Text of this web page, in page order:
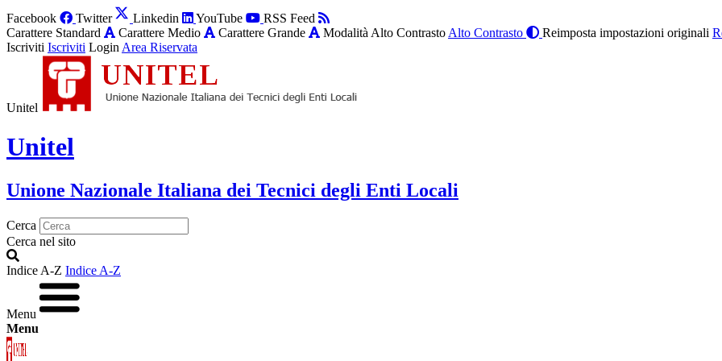
Facebook Twitter Linkedin YouTube
RSS Feed
Carattere Standard
Carattere Medio Carattere Grande Modalità Alto Contrasto Alto Contrasto Reimposta impostazioni originali
Iscriviti Iscriviti Login Area Riservata
Unitel
Unitel
Unione Nazionale Italiana dei Tecnici degli Enti Locali
Cerca
Cerca nel sito
Indice A-Z Indice A-Z
Menu
Menu